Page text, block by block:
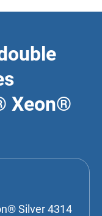
Xeon®
Silver 4314